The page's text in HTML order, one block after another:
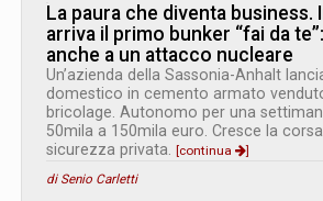
La paura che diventa business.
arriva il primo bunker “fai da
anche a un attacco nucleare
Un’azienda della Sassonia-Anhalt
domestico in cemento armato
bricolage. Autonomo per una
50mila a 150mila euro. Cresce la
sicurezza privata. [continua
]
di Senio Carletti